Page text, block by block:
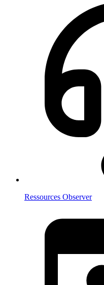
Ressources Observer